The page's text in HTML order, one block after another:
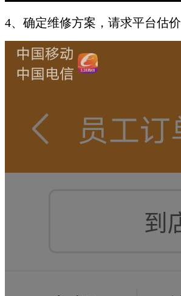
4、确定维修方案，请求平台估价